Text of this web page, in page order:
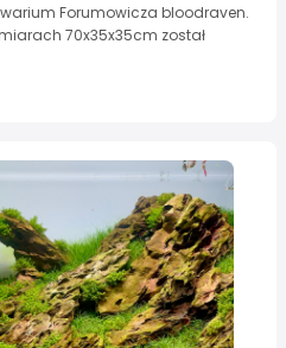
Forumowicza bloodraven.
70x35x35cm został